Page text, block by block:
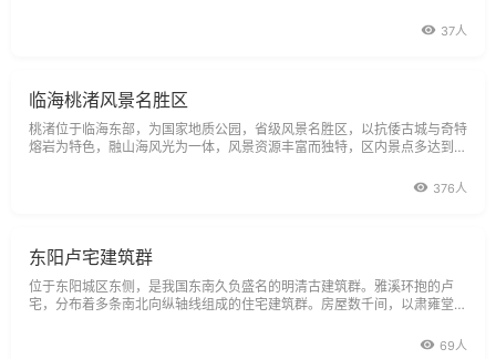
天后宫与会馆于一体的古建筑群。庆安会馆座东朝西，规模宏大，占地面积
37人
临海桃渚风景名胜区
桃渚位于临海东部，为国家地质公园，省级风景名胜区，以抗倭古城与奇特
熔岩为特色，融山海风光为一体，风景资源丰富而独特，区内景点多达到2
开展观光旅游、科普教育、休闲度假的综合型风景名胜区。宋代文天祥称它
376人
东阳卢宅建筑群
位于东阳城区东侧，是我国东南久负盛名的明清古建筑群。雅溪环抱的卢
宅，分布着多条南北向纵轴线组成的住宅建筑群。房屋数千间，以肃雍堂为
中于肃雍堂轴线两侧。肃雍堂轴线前后九进，依次是捷报门、国光门、肃雍
69人